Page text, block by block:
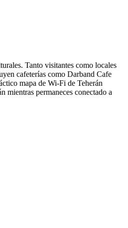
Tanto visitantes como locales
cafeterías como Darband Cafe
mapa de Wi-Fi de Teherán
mientras permaneces conectado a